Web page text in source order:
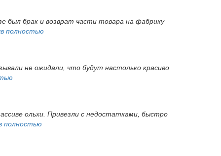
был брак и возврат части товара на фабрику
полностью
не ожидали, что будут настолько красиво
ольхи. Привезли с недостатками, быстро
полностью